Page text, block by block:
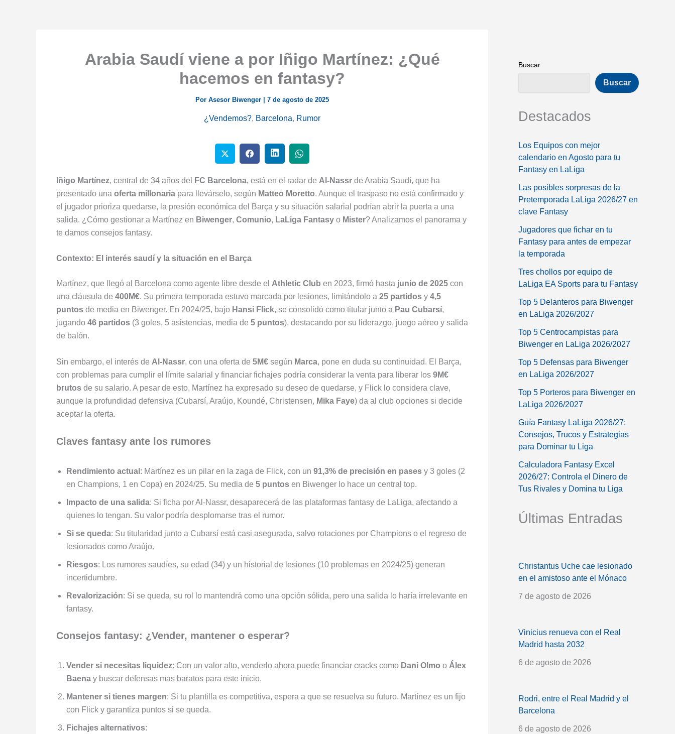
Arabia Saudí viene a por Iñigo Martínez: ¿Qué
hacemos en fantasy?
Por Asesor Biwenger 7 de agosto de 2025
¿Vendemos?, Barcelona, Rumor
Iñigo Martínez, central de 34 años del FC Barcelona, está en el radar de Al-Nassr de Arabia Saudí, que ha
presentado una oferta millonaria para llevárselo, según Matteo Moretto. Aunque el traspaso no está confirmado y
el jugador prioriza quedarse, la presión económica del Barça y su situación salarial podrían abrir la puerta a una
salida. ¿Cómo gestionar a Martínez en Biwenger, Comunio, LaLiga Fantasy o Mister? Analizamos el panorama y
te damos consejos fantasy.
Contexto: El interés saudí y la situación en el Barça
Martínez, que llegó al Barcelona como agente libre desde el Athletic Club en 2023, firmó hasta junio de 2025 con
una cláusula de 400M€. Su primera temporada estuvo marcada por lesiones, limitándolo a 25 partidos y 4,5
puntos de media en Biwenger. En 2024/25, bajo Hansi Flick, se consolidó como titular junto a Pau Cubarsí,
jugando 46 partidos (3 goles, 5 asistencias, media de 5 puntos), destacando por su liderazgo, juego aéreo y salida
de balón.
Sin embargo, el interés de Al-Nassr, con una oferta de 5M€ según Marca, pone en duda su continuidad. El Barça,
con problemas para cumplir el límite salarial y financiar fichajes podría considerar la venta para liberar los 9M€
brutos de su salario. A pesar de esto, Martínez ha expresado su deseo de quedarse, y Flick lo considera clave,
aunque la profundidad defensiva (Cubarsí, Araújo, Koundé, Christensen, Mika Faye) da al club opciones si decide
aceptar la oferta.
Claves fantasy ante los rumores
Rendimiento actual : Martínez es un pilar en la zaga de Flick, con un 91,3% de precisión en pases y 3 goles (2
en Champions, 1 en Copa) en 2024/25. Su media de 5 puntos en Biwenger lo hace un central top.
Impacto de una salida: Si ficha por Al-Nassr, desaparecerá de las plataformas fantasy de LaLiga, afectando a
quienes lo tengan. Su valor podría desplomarse tras el rumor.
Si se queda: Su titularidad junto a Cubarsí está casi asegurada, salvo rotaciones por Champions o el regreso de
lesionados como Araújo.
Riesgos: Los rumores saudíes, su edad (34) y un historial de lesiones (10 problemas en 2024/25) generan
incertidumbre.
Revalorización: Si se queda, su rol lo mantendrá como una opción sólida, pero una salida lo haría irrelevante en
fantasy.
Consejos fantasy: ¿Vender, mantener o esperar?
Vender si necesitas liquidez: Con un valor alto, venderlo ahora puede financiar cracks como Dani Olmo o Álex
Baena y buscar defensas mas baratos para este inicio.
Mantener si tienes margen: Si tu plantilla es competitiva, espera a que se resuelva su futuro. Martínez es un fijo
con Flick y garantiza puntos si se queda.
Fichajes alternativos:
Buscar
Buscar
Destacados
Los Equipos con mejor
calendario en Agosto para tu
Fantasy en LaLiga
Las posibles sorpresas de la
Pretemporada LaLiga 2026/27 en
clave Fantasy
Jugadores que fichar en tu
Fantasy para antes de empezar
la temporada
Tres chollos por equipo de
LaLiga EA Sports para tu Fantasy
Top 5 Delanteros para Biwenger
en LaLiga 2026/2027
Top 5 Centrocampistas para
Biwenger en LaLiga 2026/2027
Top 5 Defensas para Biwenger
en LaLiga 2026/2027
Top 5 Porteros para Biwenger en
LaLiga 2026/2027
Guía Fantasy LaLiga 2026/27:
Consejos, Trucos y Estrategias
para Dominar tu Liga
Calculadora Fantasy Excel
2026/27: Controla el Dinero de
Tus Rivales y Domina tu Liga
Últimas Entradas
Christantus Uche cae lesionado
en el amistoso ante el Mónaco
7 de agosto de 2026
Vinicius renueva con el Real
Madrid hasta 2032
6 de agosto de 2026
Rodri, entre el Real Madrid y el
Barcelona
6 de agosto de 2026